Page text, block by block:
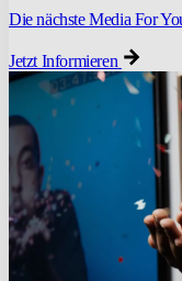
Die nächste Media For
Jetzt Informieren